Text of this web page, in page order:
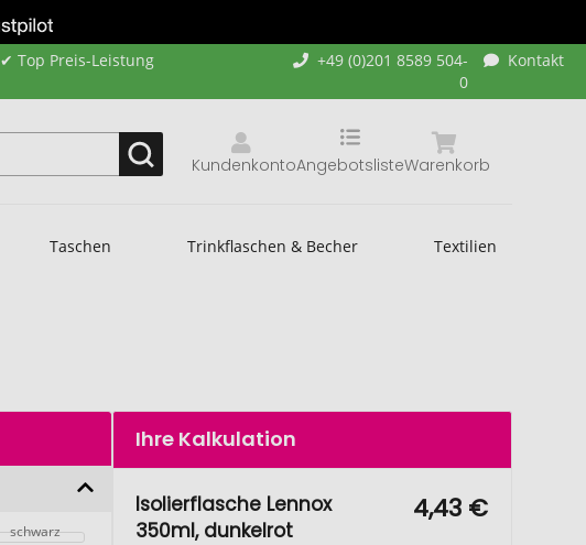
✔ Top Preis-Leistung
+49 (0)201 8589 504-
0
Kontakt
Kundenkonto Warenkorb
Angebotsliste
Taschen Trinkflaschen & Becher Textilien
schwarz
Ihre Kalkulation
Isolierflasche Lennox
350ml, dunkelrot
4,43 €